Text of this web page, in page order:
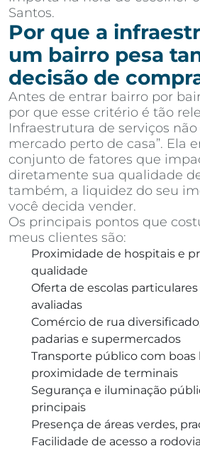
Santos.
Por que a
um bairro pesa
decisão de
Antes de entrar bairro por
por que esse critério é tão
Infraestrutura de serviços não
mercado perto de casa”. Ela
conjunto de fatores que
diretamente sua qualidade
também, a liquidez do seu
você decida vender.
Os principais pontos que
meus clientes são:
Proximidade de hospitais e
qualidade
Oferta de escolas
avaliadas
Comércio de rua
padarias e supermercados
Transporte público com boas
proximidade de terminais
Segurança e iluminação
principais
Presença de áreas verdes,
Facilidade de acesso a